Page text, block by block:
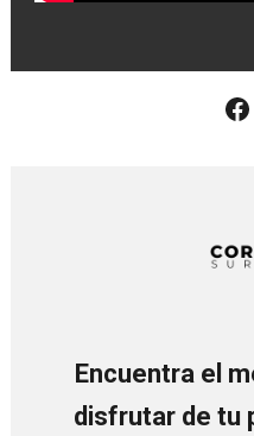
Encuentra el
disfrutar de tu